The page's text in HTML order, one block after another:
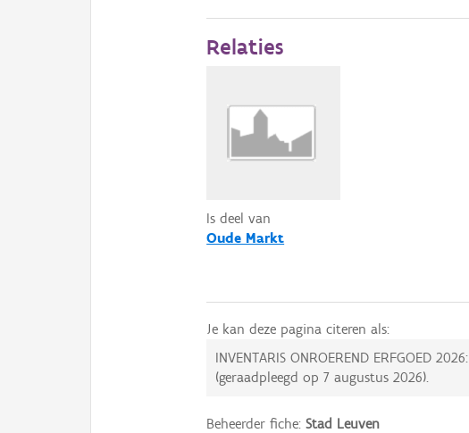
Relaties
Is deel van
Oude Markt
Je kan deze pagina citeren als:
INVENTARIS ONROEREND ERFGOED 2026:
(geraadpleegd op7 augustus 2026).
Beheerder fiche:Stad Leuven